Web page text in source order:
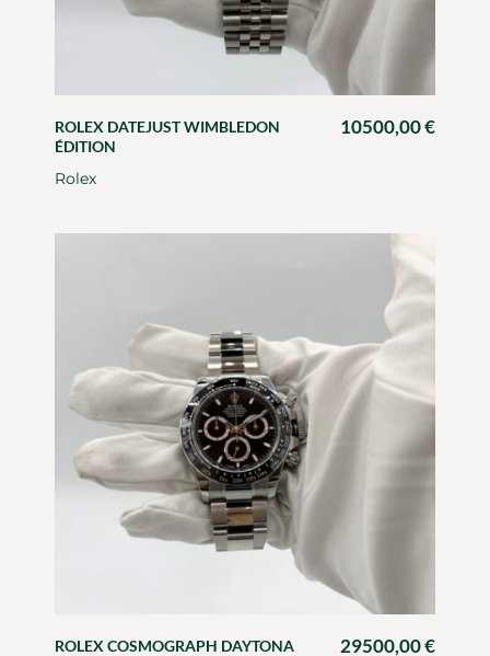
ROLEX DATEJUST WIMBLEDON
ÉDITION
10500,00€
Rolex
ROLEX COSMOGRAPH DAYTONA 29500,00€